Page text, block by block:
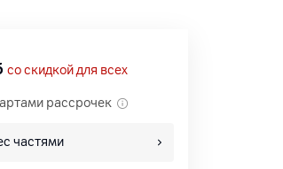
со скидкой для всех
рассрочек
частями